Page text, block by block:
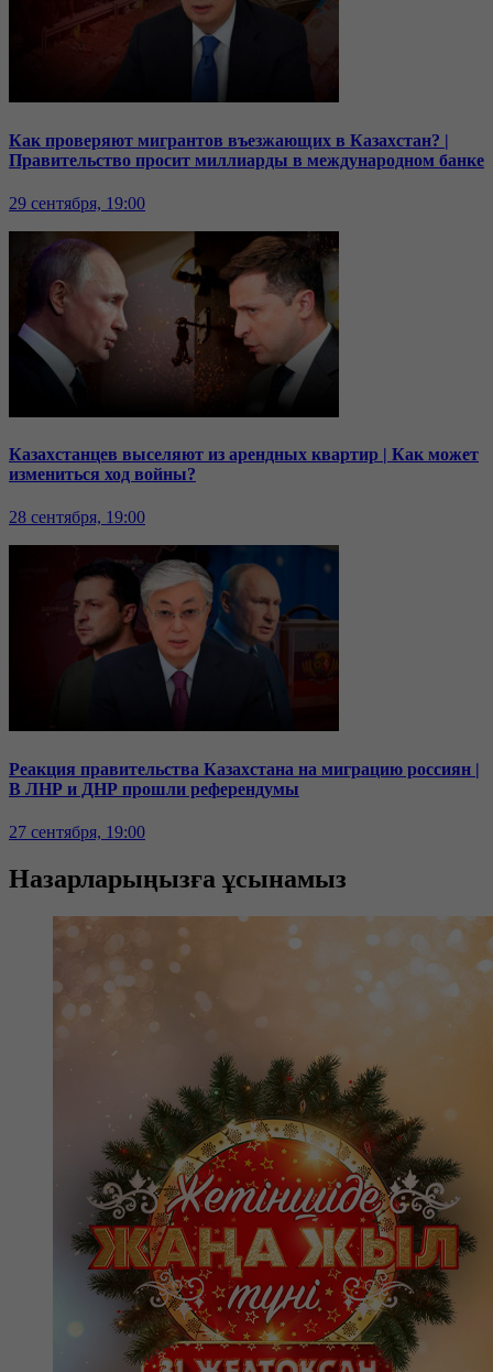
Как проверяют мигрантов въезжающих в Казахстан? |
Правительство просит миллиарды в международном банке
29 сентября, 19:00
Казахстанцев выселяют из арендных квартир | Как может
измениться ход войны?
28 сентября, 19:00
Реакция правительства Казахстана на миграцию россиян |
В ЛНР и ДНР прошли референдумы
27 сентября, 19:00
Назарларыңызға ұсынамыз